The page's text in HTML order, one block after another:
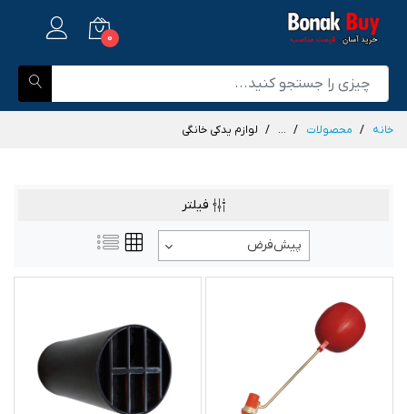
0
خانه محصولات ... لوازم یدکی خانگی
فیلتر
پیش‌فرض